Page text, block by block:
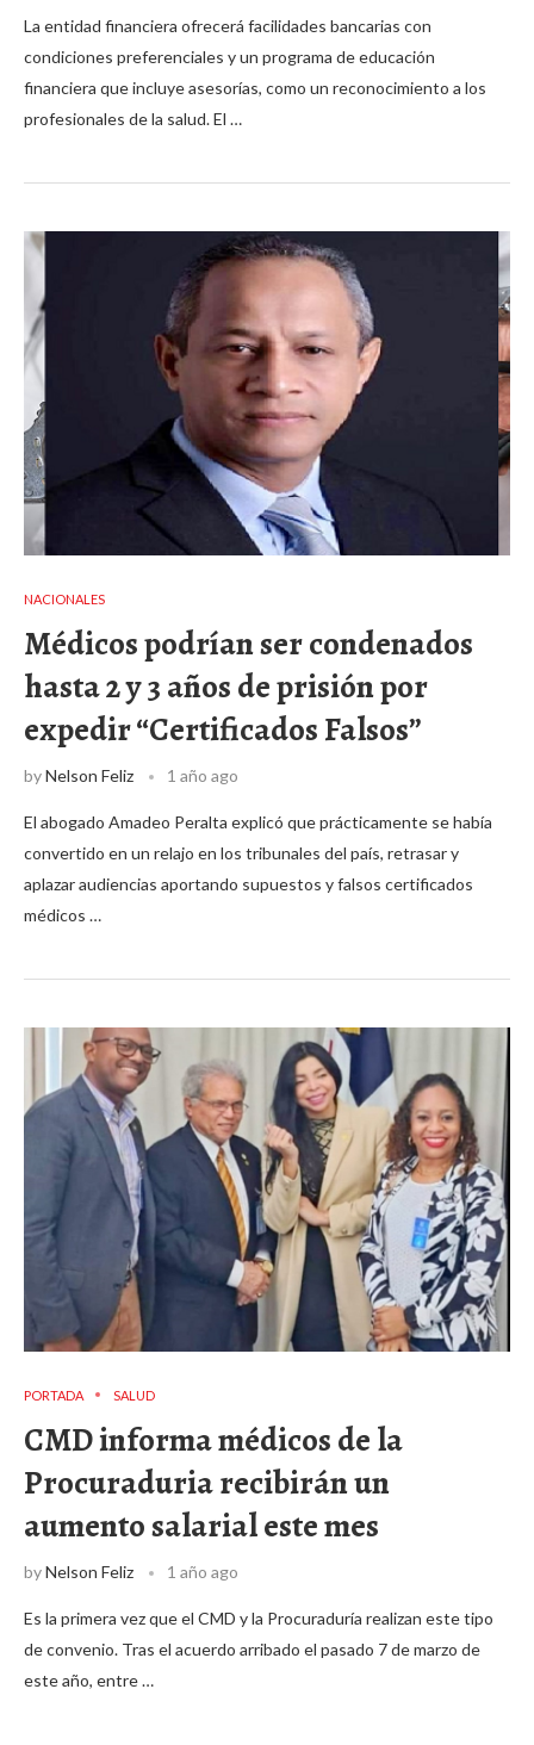
La entidad financiera ofrecerá facilidades bancarias con
condiciones preferenciales y un programa de educación
financiera que incluye asesorías, como un reconocimiento a los
profesionales de la salud. El …
NACIONALES
Médicos podrían ser condenados
hasta 2 y 3 años de prisión por
expedir “Certificados Falsos”
byNelson Feliz 1 año ago
El abogado Amadeo Peralta explicó que prácticamente se había
convertido en un relajo en los tribunales del país, retrasar y
aplazar audiencias aportando supuestos y falsos certificados
médicos …
PORTADA SALUD
CMD informa médicos de la
Procuraduria recibirán un
aumento salarial este mes
byNelson Feliz 1 año ago
Es la primera vez que el CMD y la Procuraduría realizan este tipo
de convenio. Tras el acuerdo arribado el pasado 7 de marzo de
este año, entre …